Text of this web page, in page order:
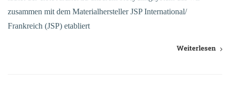
zusammen mit dem Materialhersteller JSP International/
Frankreich (JSP) etabliert
Weiterlesen